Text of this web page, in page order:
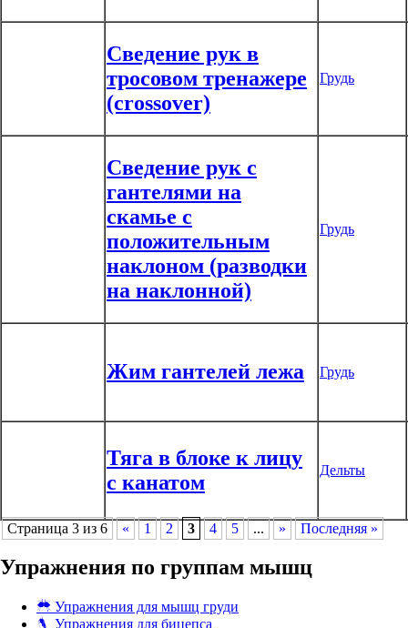
Сведение рук в
тросовом тренажере
(crossover)
Грудь
Сведение рук с
гантелями на
скамье с
положительным
наклоном (разводки
на наклонной)
Грудь
Жим гантелей лежа Грудь
Тяга в блоке к лицу
с канатом
Дельты
Страница 3 из 6 « 1 2 3 4 5 ... » Последняя »
Упражнения по группам мышц
Упражнения для мышц груди
Упражнения для бицепса